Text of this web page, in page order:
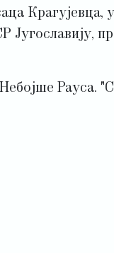
Крагујевца,
Рауса.